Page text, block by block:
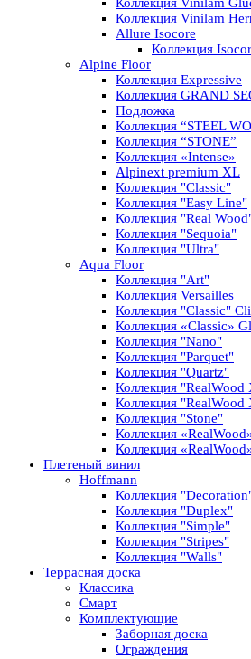
Коллекция Vinilam
Allure Isocore
Коллекция
Alpine Floor
Коллекция Expressive
Коллекция GRAND
Подложка
Коллекция “STEEL
Коллекция “STONE”
Коллекция «Intense»
Alpinext premium XL
Коллекция "Classic"
Коллекция "Easy Line"
Коллекция "Real
Коллекция "Sequoia"
Коллекция "Ultra"
Aqua Floor
Коллекция "Art"
Коллекция Versailles
Коллекция "Classic"
Коллекция «Classic»
Коллекция "Nano"
Коллекция "Parquet"
Коллекция "Quartz"
Коллекция "RealWood
Коллекция
Коллекция "Stone"
Коллекция
Коллекция
Плетеный винил
Hoffmann
Коллекция
Коллекция "Duplex"
Коллекция "Simple"
Коллекция "Stripes"
Коллекция "Walls"
Террасная доска
Классика
Смарт
Комплектующие
Заборная доска
Ограждения